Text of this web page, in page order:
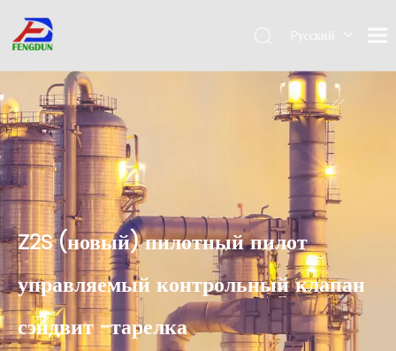
Pусский
简体中
文
Z2S (новый) пилотный пилот
управляемый контрольный клапан
сэндвит -тарелка